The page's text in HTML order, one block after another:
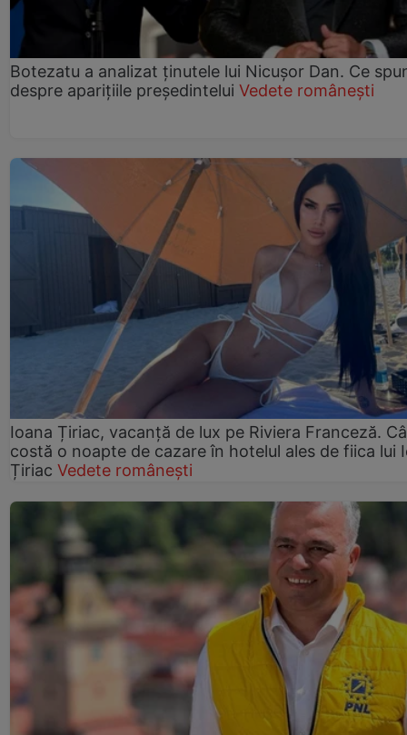
Botezatu a analizat ținutele lui Nicușor Dan. Ce
despre aparițiile președintelui Vedete românești
Ioana Țiriac, vacanță de lux pe Riviera Franceză.
costă o noapte de cazare în hotelul ales de fiica lui
Țiriac Vedete românești